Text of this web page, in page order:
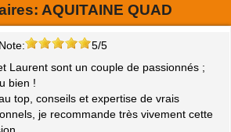
AQUITAINE QUAD
Note:
5/5
Laurent sont un couple de passionnés ;
bien !
top, conseils et expertise de vrais
je recommande très vivement cette